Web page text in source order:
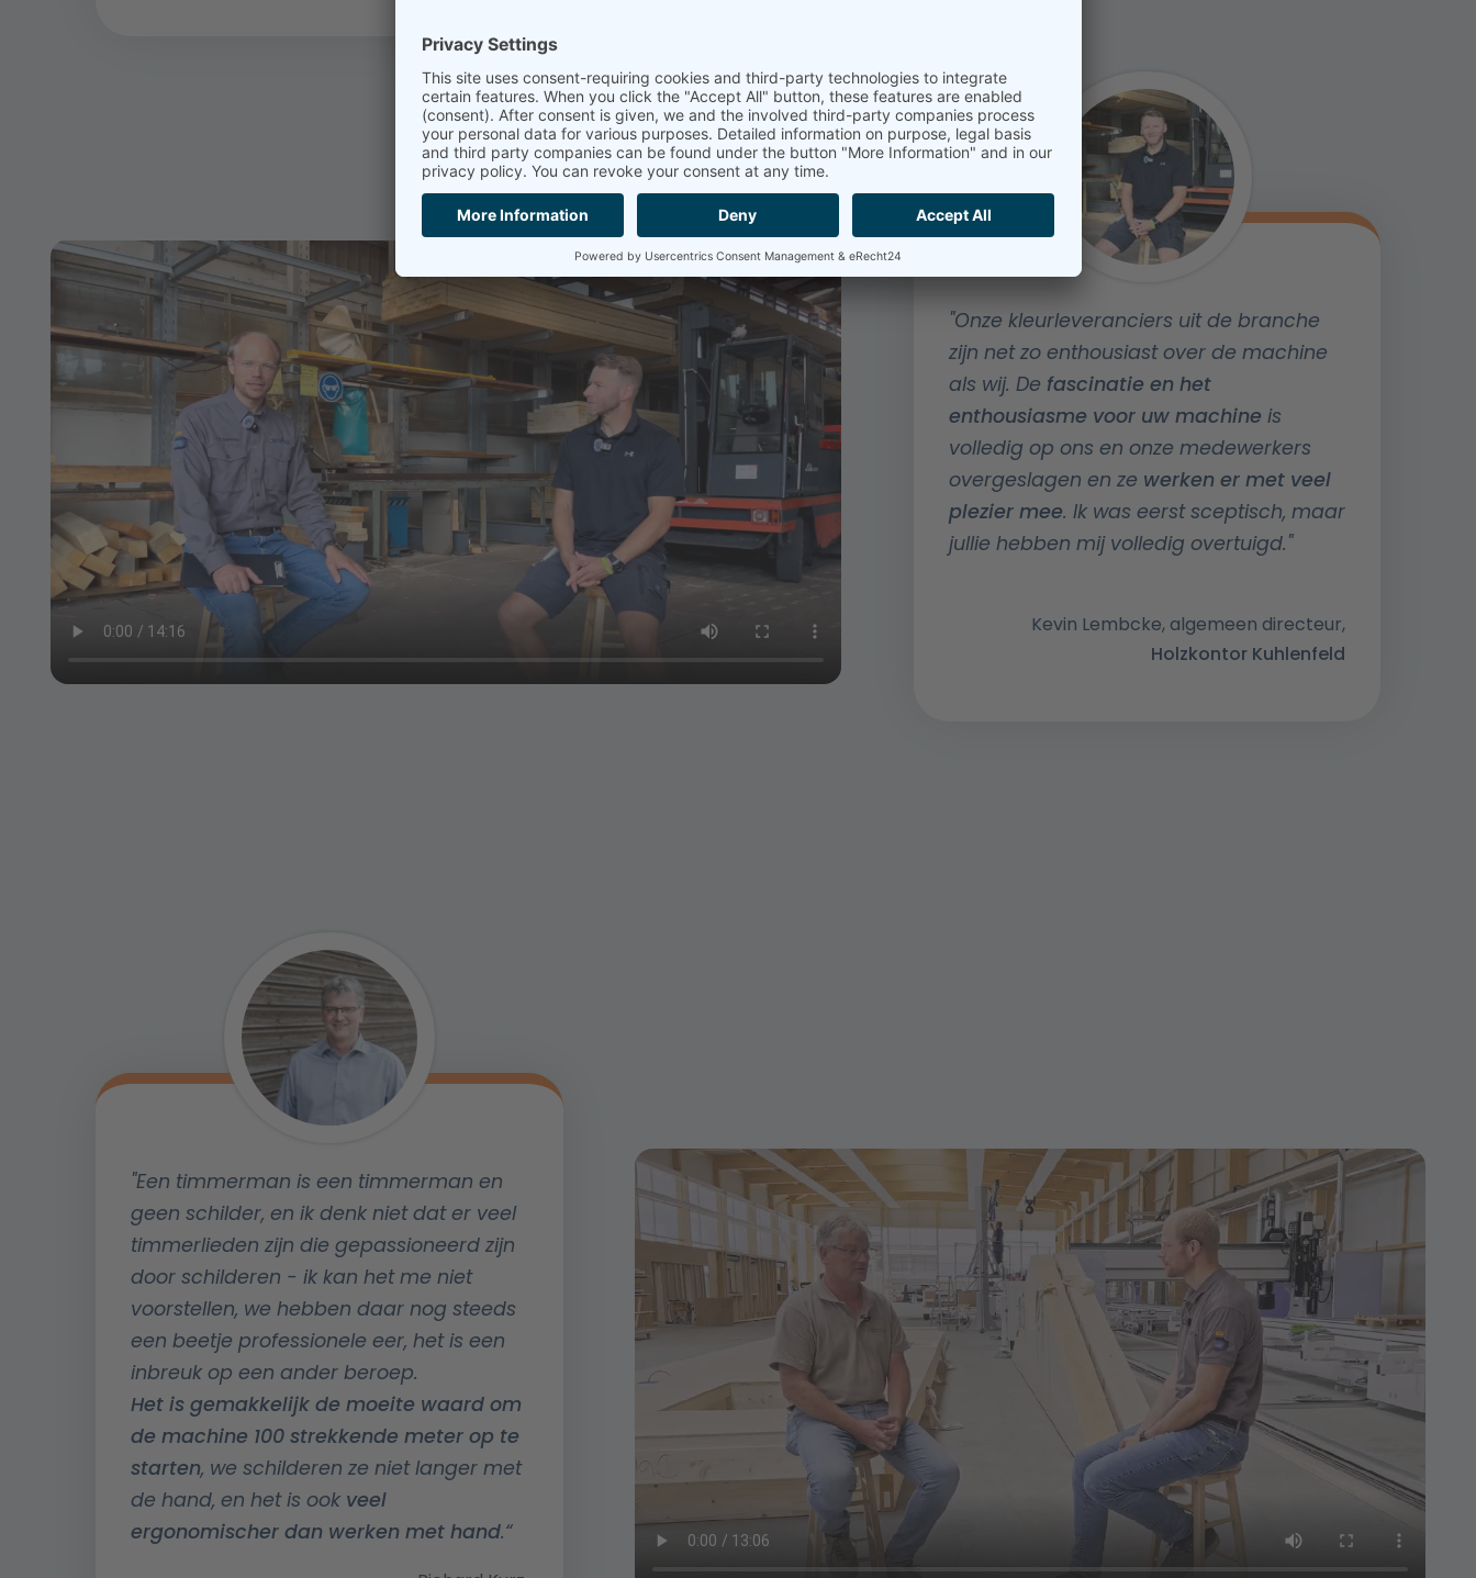
"Onze kleurleveranciers uit de branche
zijn net zo enthousiast over de machine
als wij. De fascinatie en het
enthousiasme voor uw machine is
volledig op ons en onze medewerkers
overgeslagen en ze werken er met veel
plezier mee. Ik was eerst sceptisch, maar
jullie hebben mij volledig overtuigd."
Kevin Lembcke, algemeen directeur,
Holzkontor Kuhlenfeld
"Een timmerman is een timmerman en
geen schilder, en ik denk niet dat er veel
timmerlieden zijn die gepassioneerd zijn
door schilderen - ik kan het me niet
voorstellen, we hebben daar nog steeds
een beetje professionele eer, het is een
inbreuk op een ander beroep.
Het is gemakkelijk de moeite waard om
de machine 100 strekkende meter op te
starten, we schilderen ze niet langer met
de hand, en het is ook veel
ergonomischer dan werken met hand.“